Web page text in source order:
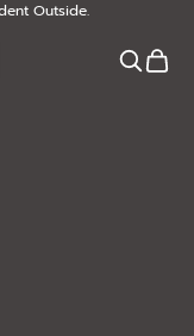
Outside.
Company Limited
Search
Cart